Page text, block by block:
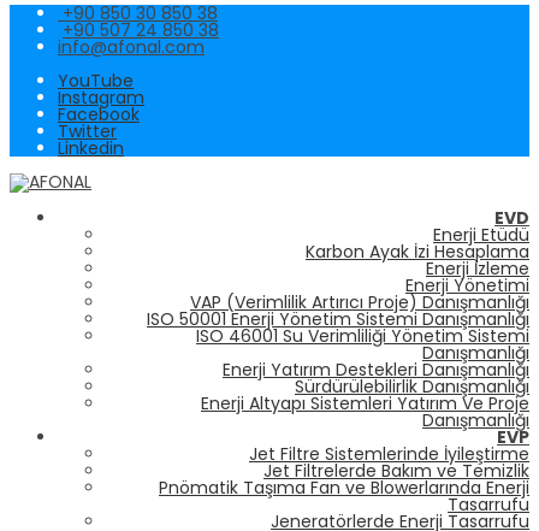
+90 850 30 850 38
+90 507 24 850 38
info@afonal.com
YouTube
Instagram
Facebook
Twitter
Linkedin
EVD
Enerji Etüdü
Karbon Ayak İzi Hesaplama
Enerji İzleme
Enerji Yönetimi
VAP (Verimlilik Artırıcı Proje) Danışmanlığı
ISO 50001 Enerji Yönetim Sistemi Danışmanlığı
ISO 46001 Su Verimliliği Yönetim Sistemi
Danışmanlığı
Enerji Yatırım Destekleri Danışmanlığı
Sürdürülebilirlik Danışmanlığı
Enerji Altyapı Sistemleri Yatırım Ve Proje
Danışmanlığı
EVP
Jet Filtre Sistemlerinde İyileştirme
Jet Filtrelerde Bakım ve Temizlik
Pnömatik Taşıma Fan ve Blowerlarında Enerji
Tasarrufu
Jeneratörlerde Enerji Tasarrufu